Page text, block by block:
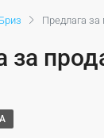
Бриз Предлага за
за